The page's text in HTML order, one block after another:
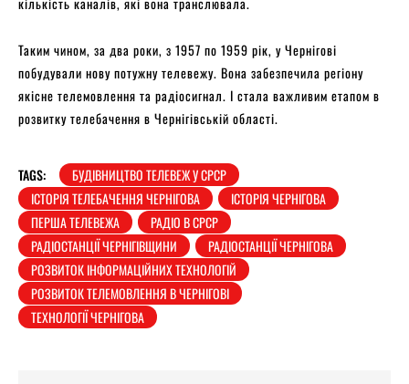
Таким чином, за два роки, з 1957 по 1959 рік, у Чернігові
побудували нову потужну телевежу. Вона забезпечила регіону
якісне телемовлення та радіосигнал. І стала важливим етапом в
розвитку телебачення в Чернігівській області.
TAGS:
БУДІВНИЦТВО ТЕЛЕВЕЖ У СРСР
ІСТОРІЯ ТЕЛЕБАЧЕННЯ ЧЕРНІГОВА
ІСТОРІЯ ЧЕРНІГОВА
ПЕРША ТЕЛЕВЕЖА
РАДІО В СРСР
РАДІОСТАНЦІЇ ЧЕРНІГІВЩИНИ
РАДІОСТАНЦІЇ ЧЕРНІГОВА
РОЗВИТОК ІНФОРМАЦІЙНИХ ТЕХНОЛОГІЙ
РОЗВИТОК ТЕЛЕМОВЛЕННЯ В ЧЕРНІГОВІ
ТЕХНОЛОГІЇ ЧЕРНІГОВА